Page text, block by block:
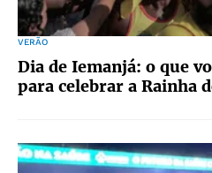
VERÃO
Dia de Iemanjá: o que
para celebrar a Rainha